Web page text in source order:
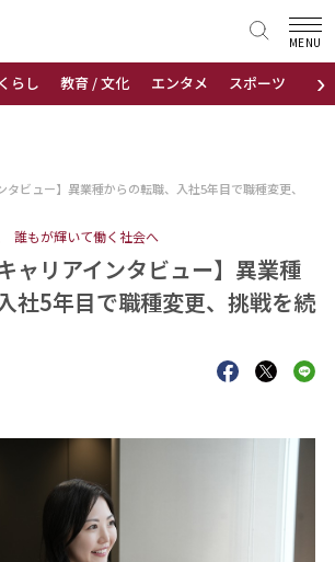
›
くらし 教育 / 文化 エンタメ スポーツ 地域
MENU
タビュー】異業種からの転職、入社5年目で職種変更、
誰もが輝いて働く社会へ
ャリアインタビュー】異業種
社5年目で職種変更、挑戦を続